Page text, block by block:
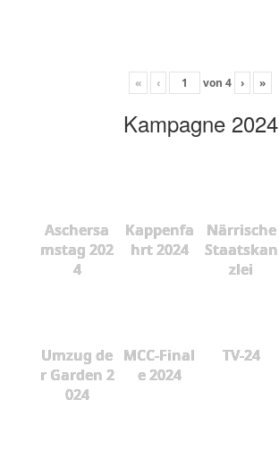
« ‹ von 4 › »
Kampagne 2024
Aschersa
mstag 202
4
Kappenfa
hrt 2024
Närrische
Staatskan
zlei
Umzug de
r Garden 2
024
MCC-Final
e 2024
TV-24